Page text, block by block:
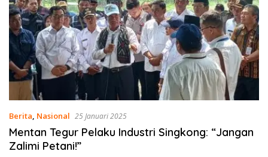
Berita, Nasional 25 Januari 2025
Mentan Tegur Pelaku Industri Singkong: “Jangan
Zalimi Petani!”